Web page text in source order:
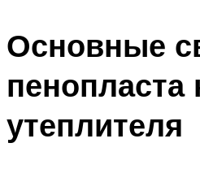
Основные
пенопласта
утеплителя